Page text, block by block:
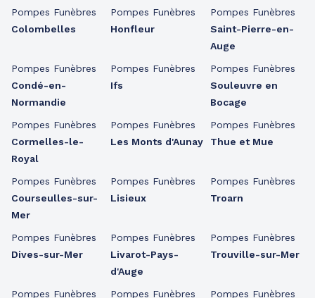
Pompes Funèbres
Colombelles
Pompes Funèbres
Condé-en-
Normandie
Pompes Funèbres
Cormelles-le-
Royal
Pompes Funèbres
Courseulles-sur-
Mer
Pompes Funèbres
Dives-sur-Mer
Pompes Funèbres
Pompes Funèbres
Honfleur
Pompes Funèbres
Ifs
Pompes Funèbres
Les Monts d'Aunay
Pompes Funèbres
Lisieux
Pompes Funèbres
Livarot-Pays-
d'Auge
Pompes Funèbres
Pompes Funèbres
Saint-Pierre-en-
Auge
Pompes Funèbres
Souleuvre en
Bocage
Pompes Funèbres
Thue et Mue
Pompes Funèbres
Troarn
Pompes Funèbres
Trouville-sur-Mer
Pompes Funèbres